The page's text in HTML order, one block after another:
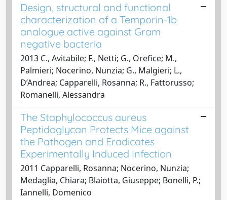
Design, structural and functional
characterization of a Temporin-1b
analogue active against Gram
negative bacteria
2013 C., Avitabile; F., Netti; G., Orefice; M.,
Palmieri; Nocerino, Nunzia; G., Malgieri; L.,
D’Andrea; Capparelli, Rosanna; R., Fattorusso;
Romanelli, Alessandra
The Staphylococcus aureus
Peptidoglycan Protects Mice against
the Pathogen and Eradicates
Experimentally Induced Infection
2011 Capparelli, Rosanna; Nocerino, Nunzia;
Medaglia, Chiara; Blaiotta, Giuseppe; Bonelli, P.;
Iannelli, Domenico